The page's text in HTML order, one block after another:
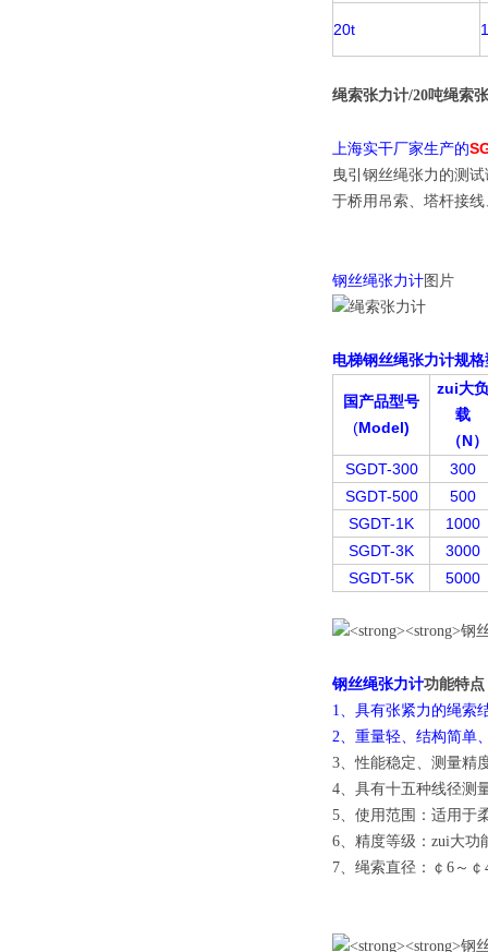
20t
绳索张力计/20吨绳索
上海实干厂家生产的
曳引钢丝绳张力的测
于桥用吊索、塔杆接
钢丝绳张力计图片
电梯钢丝绳张力计规格
国产品型号
(Model)
zui大负
载
（N）
SGDT-300
300
SGDT-500
500
SGDT-1K
1000
SGDT-3K
3000
SGDT-5K
5000
钢丝绳张力计功能特点
1、具有张紧力的绳索
2、重量轻、结构简单
3、性能稳定、测量精
4、具有十五种线径测
5、使用范围：适用于
6、精度等级：zui大功
7、绳索直径：￠6～￠